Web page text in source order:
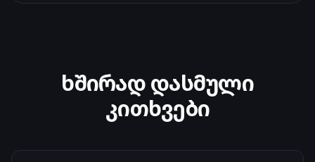
ხშირად დასმული
კითხვები